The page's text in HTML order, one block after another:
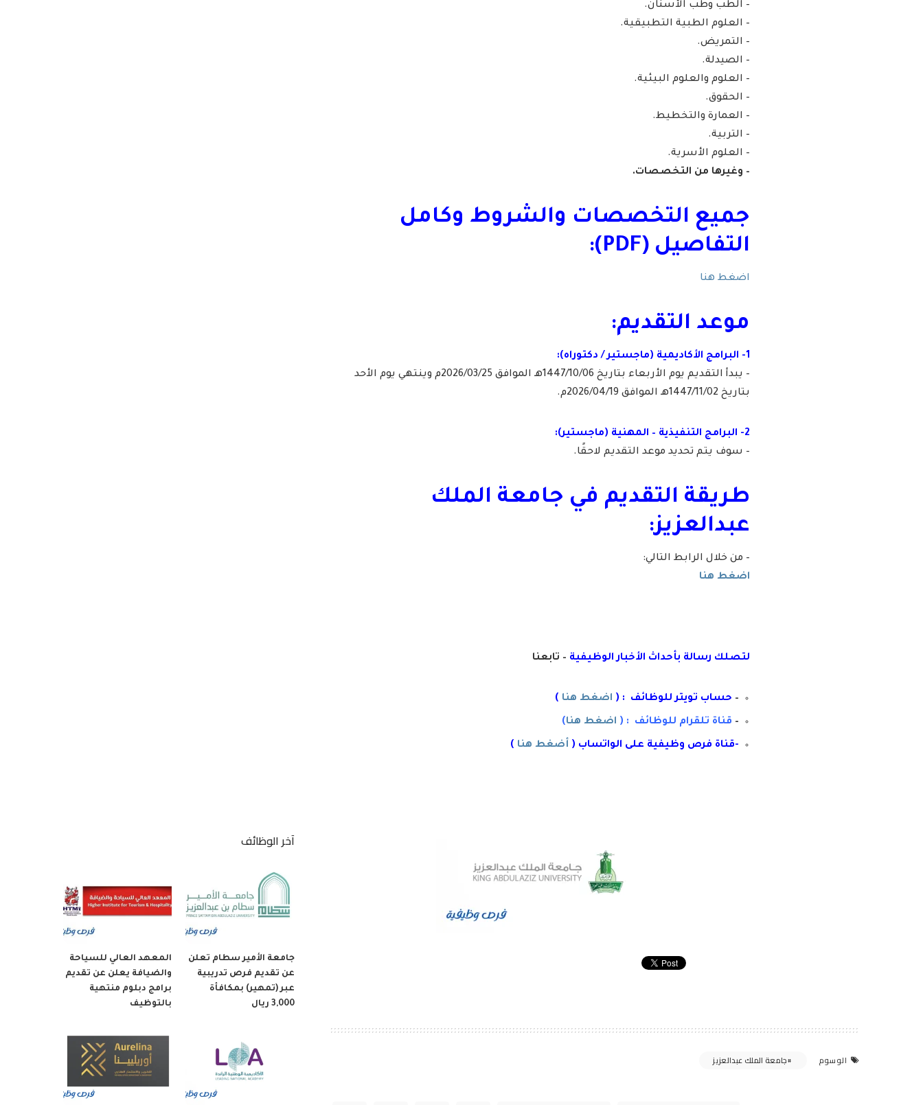
– الطب وطب الأسنان.
– العلوم الطبية التطبيقية.
– التمريض.
– الصيدلة.
– العلوم والعلوم البيئية.
– الحقوق.
– العمارة والتخطيط.
– التربية.
– العلوم الأسرية.
– وغيرها من التخصصات.
جميع التخصصات والشروط وكامل
التفاصيل (PDF):
اضغط هنا
موعد التقديم:
1- البرامج الأكاديمية (ماجستير / دكتوراه):
– يبدأ التقديم يوم الأربعاء بتاريخ 1447/10/06هـ الموافق 2026/03/25م وينتهي يوم الأحد
بتاريخ 1447/11/02هـ الموافق 2026/04/19م.
2- البرامج التنفيذية – المهنية (ماجستير):
– سوف يتم تحديد موعد التقديم لاحقًا.
طريقة التقديم في جامعة الملك
عبدالعزيز:
– من خلال الرابط التالي:
اضغط هنا
لتصلك رسالة بأحداث الأخبار الوظيفية – تابعنا
– حساب تويتر للوظائف : ( اضغط هنا )
– قناة تلقرام للوظائف : ( اضغط هنا)
-قناة فرص وظيفية على الواتساب ( أضغط هنا )
الوسوم جامعة الملك عبدالعزيز
آخر الوظائف
جامعة الأمير سطام تعلن
عن تقديم فرص تدريبية
عبر (تمهير) بمكافأة
3,000 ريال
المعهد العالي للسياحة
والضيافة يعلن عن تقديم
برامج دبلوم منتهية
بالتوظيف